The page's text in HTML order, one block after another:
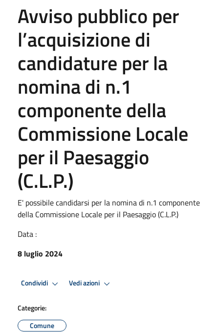
Avviso pubblico per
l’acquisizione di
candidature per la
nomina di n.1
componente della
Commissione Locale
per il Paesaggio
(C.L.P.)
E' possibile candidarsi per la nomina di n.1 componente
della Commissione Locale per il Paesaggio (C.L.P.)
Data :
8 luglio 2024
Condividi Vedi azioni
Categorie:
Comune